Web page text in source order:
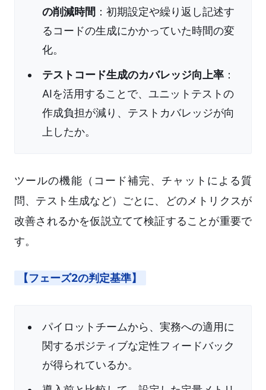
の削減時間 ：初期設定や繰り返し記述す
るコードの生成にかかっていた時間の変
化。
テストコード生成のカバレッジ向上率 ：
AIを活用することで、ユニットテストの
作成負担が減り、テストカバレッジが向
上したか。
ツールの機能（コード補完、チャットによる質
問、テスト生成など）ごとに、どのメトリクスが
改善されるかを仮説立てて検証することが重要で
す。
【フェーズ2の判定基準】
パイロットチームから、実務への適用に
関するポジティブな定性フィードバック
が得られているか。